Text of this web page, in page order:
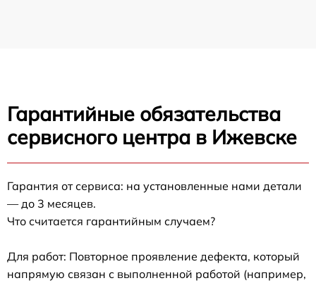
Гарантийные обязательства
сервисного центра в Ижевске
Гарантия от сервиса: на установленные нами детали
— до 3 месяцев.
Что считается гарантийным случаем?
Для работ: Повторное проявление дефекта, который
напрямую связан с выполненной работой (например,